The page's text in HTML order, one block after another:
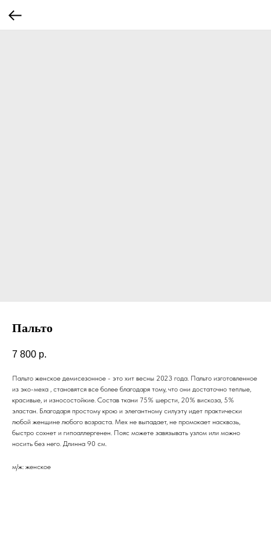
Пальто
7 800 р.
Пальто женское демисезонное - это хит весны 2023 года. Пальто изготовленное
из эко-меха , становятся все более благодаря тому, что они достаточно теплые,
красивые, и износостойкие. Состав ткани 75% шерсти, 20% вискоза, 5%
эластан. Благодаря простому крою и элегантному силуэту идет практически
любой женщине любого возраста. Мех не выпадает, не промокает насквозь,
быстро сохнет и гипоаллергенен. Пояс можете завязывать узлом или можно
носить без него. Длинна 90 см.
м/ж: женское